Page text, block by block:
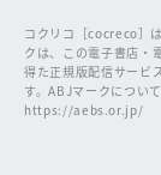
コクリコ［cocreco］
クは、この電子書店・
得た正規版配信サービ
す。ABJマークについ
https://aebs.or.jp/